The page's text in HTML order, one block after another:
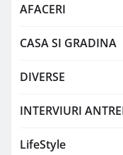
AFACERI
CASA SI GRADINA
DIVERSE
INTERVIURI
LifeStyle